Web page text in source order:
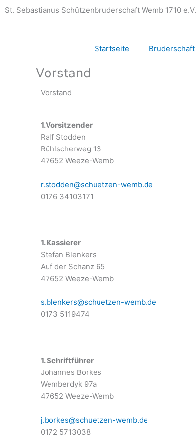
Zum
St. Sebastianus Schützenbruderschaft Wemb 1710 e.V.
Startseite Bruderschaft
Vorstand
Vorstand
1.Vorsitzender
Ralf Stodden
Rühlscherweg 13
47652 Weeze-Wemb
r.stodden@schuetzen-wemb.de
0176 34103171
1. Kassierer
Stefan Blenkers
Auf der Schanz 65
47652 Weeze-Wemb
s.blenkers@schuetzen-wemb.de
0173 5119474
1. Schriftführer
Johannes Borkes
Wemberdyk 97a
47652 Weeze-Wemb
j.borkes@schuetzen-wemb.de
0172 5713038